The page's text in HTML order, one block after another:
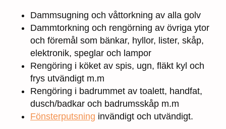
Dammsugning och våttorkning av alla golv
Dammtorkning och rengörning av övriga ytor
och föremål som bänkar, hyllor, lister, skåp,
elektronik, speglar och lampor
Rengöring i köket av spis, ugn, fläkt kyl och
frys utvändigt m.m
Rengöring i badrummet av toalett, handfat,
dusch/badkar och badrumsskåp m.m
Fönsterputsning invändigt och utvändigt.